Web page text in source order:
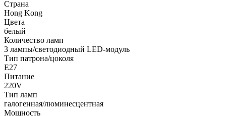
Страна
Hong Kong
Цвета
белый
Количество ламп
3 лампы/светодиодный LED-модуль
Тип патрона/цоколя
E27
Питание
220V
Тип ламп
галогенная/люминесцентная
Мощность